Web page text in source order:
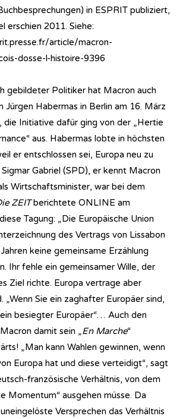
in ESPRIT publiziert,
erschien 2011. Siehe:
article/macron-
dosse-l-histoire-9396
gebildeter Politiker hat Macron auch
Jürgen Habermas in Berlin am 16. März
Initiative dafür ging von der „Hertie
aus. Habermas lobte in höchsten
er entschlossen sei, Europa neu zu
Gabriel (SPD), er kennt Macron
Wirtschaftsminister, war bei dem
ZEITberichtete ONLINE am
Tagung: „Die Europäische Union
des Vertrags von Lissabon
keine gemeinsame Erzählung
Ihr fehle ein gemeinsamer Wille, der
Ziel richte. Europa vertrage aber
„Wenn Sie ein zaghafter Europäer sind,
besiegter Europäer“… Auch den
damit sein „En Marche“
„Man kann Wahlen gewinnen, wenn
Europa hat und diese verteidigt“, sagt
französische Verhältnis, von dem
Momentum“ ausgehen müsse. Da
Versprechen das Verhältnis